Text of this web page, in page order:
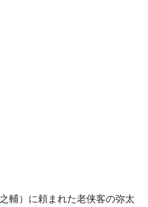
輔）に頼まれた老侠客の弥太